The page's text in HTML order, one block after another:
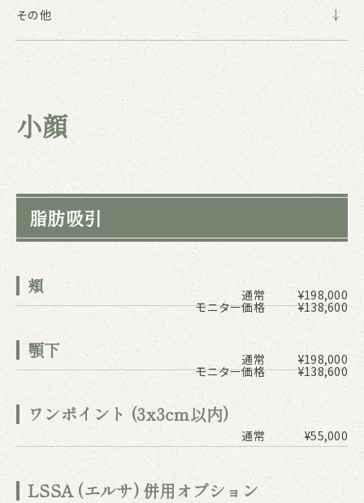
その他
小顔
脂肪吸引
頬
モニター価格 ¥138,600
通常 ¥198,000
顎下
モニター価格 ¥138,600
通常 ¥198,000
ワンポイント (3x3cm以内)
通常 ¥55,000
LSSA (エルサ) 併用オプション